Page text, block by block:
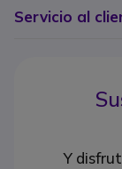
Servicio al
Y